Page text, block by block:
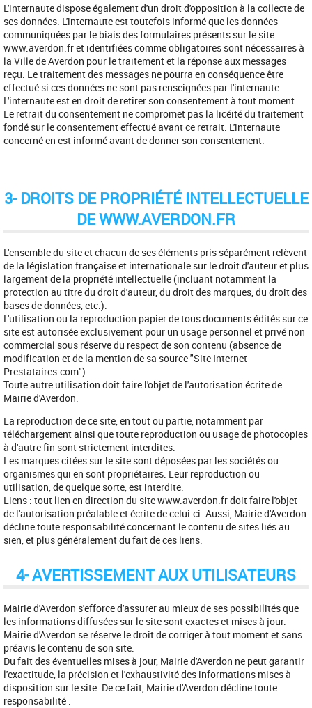
L'internaute dispose également d'un droit d'opposition à la collecte de
ses données. L'internaute est toutefois informé que les données
communiquées par le biais des formulaires présents sur le site
www.averdon.fr et identifiées comme obligatoires sont nécessaires à
la Ville de Averdon pour le traitement et la réponse aux messages
reçu. Le traitement des messages ne pourra en conséquence être
effectué si ces données ne sont pas renseignées par l'internaute.
L'internaute est en droit de retirer son consentement à tout moment.
Le retrait du consentement ne compromet pas la licéité du traitement
fondé sur le consentement effectué avant ce retrait. L'internaute
concerné en est informé avant de donner son consentement.
3- DROITS DE PROPRIÉTÉ INTELLECTUELLE
DE WWW.AVERDON.FR
L'ensemble du site et chacun de ses éléments pris séparément relèvent
de la législation française et internationale sur le droit d'auteur et plus
largement de la propriété intellectuelle (incluant notamment la
protection au titre du droit d'auteur, du droit des marques, du droit des
bases de données, etc.).
L'utilisation ou la reproduction papier de tous documents édités sur ce
site est autorisée exclusivement pour un usage personnel et privé non
commercial sous réserve du respect de son contenu (absence de
modification et de la mention de sa source "Site Internet
Prestataires.com").
Toute autre utilisation doit faire l'objet de l'autorisation écrite de
Mairie d'Averdon.
La reproduction de ce site, en tout ou partie, notamment par
téléchargement ainsi que toute reproduction ou usage de photocopies
à d'autre fin sont strictement interdites.
Les marques citées sur le site sont déposées par les sociétés ou
organismes qui en sont propriétaires. Leur reproduction ou
utilisation, de quelque sorte, est interdite.
Liens : tout lien en direction du site www.averdon.fr doit faire l'objet
de l'autorisation préalable et écrite de celui-ci. Aussi, Mairie d'Averdon
décline toute responsabilité concernant le contenu de sites liés au
sien, et plus généralement du fait de ces liens.
4- AVERTISSEMENT AUX UTILISATEURS
Mairie d'Averdon s'efforce d'assurer au mieux de ses possibilités que
les informations diffusées sur le site sont exactes et mises à jour.
Mairie d'Averdon se réserve le droit de corriger à tout moment et sans
préavis le contenu de son site.
Du fait des éventuelles mises à jour, Mairie d'Averdon ne peut garantir
l'exactitude, la précision et l'exhaustivité des informations mises à
disposition sur le site. De ce fait, Mairie d'Averdon décline toute
responsabilité :